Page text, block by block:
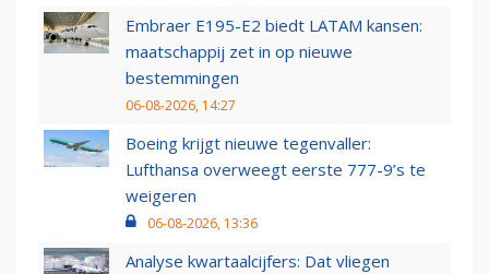
Embraer E195-E2 biedt LATAM kansen:
maatschappij zet in op nieuwe
bestemmingen
06-08-2026, 14:27
Boeing krijgt nieuwe tegenvaller:
Lufthansa overweegt eerste 777-9’s te
weigeren
06-08-2026, 13:36
Analyse kwartaalcijfers: Dat vliegen